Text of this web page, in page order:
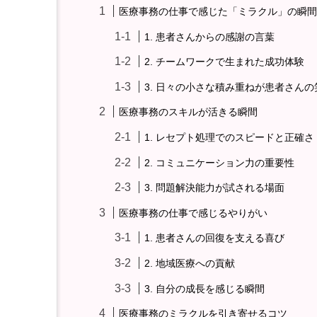
医療事務の仕事で感じた「ミラクル」の瞬間
1. 患者さんからの感謝の言葉
2. チームワークで生まれた成功体験
3. 日々の小さな積み重ねが患者さんの
医療事務のスキルが活きる瞬間
1. レセプト処理でのスピードと正確さ
2. コミュニケーション力の重要性
3. 問題解決能力が試される場面
医療事務の仕事で感じるやりがい
1. 患者さんの回復を支える喜び
2. 地域医療への貢献
3. 自分の成長を感じる瞬間
医療事務のミラクルを引き寄せるコツ
小児科、親御さんを安心さ